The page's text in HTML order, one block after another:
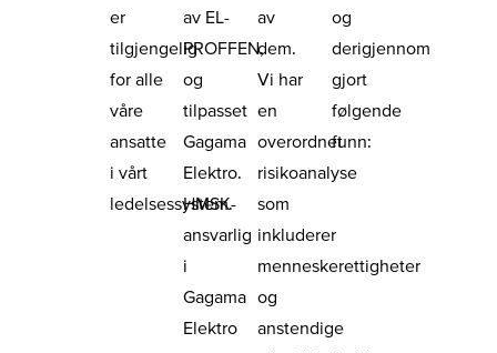
er
tilgjengelig
for alle
våre
ansatte
i vårt
ledelsessystem.
av EL-
PROFFEN,
og
tilpasset
Gagama
Elektro.
HMSK-
ansvarlig
i
Gagama
Elektro
av
dem.
Vi har
en
overordnet
risikoanalyse
som
inkluderer
menneskerettigheter
og
anstendige
og
derigjennom
gjort
følgende
funn: